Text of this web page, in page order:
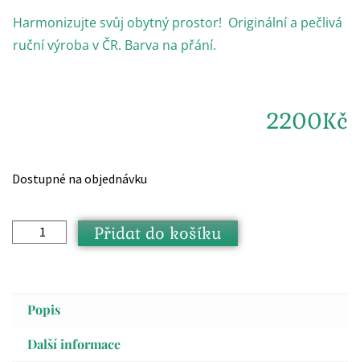
Harmonizujte svůj obytný prostor! Originální a pečlivá
ruční výroba v ČR. Barva na přání.
2200Kč
Dostupné na objednávku
Přidat do košíku
Popis
Další informace